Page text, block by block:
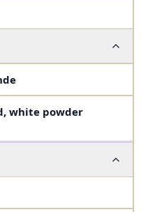
, white powder